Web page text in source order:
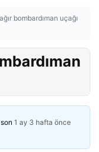
bombardıman uçağı
1 ay 3 hafta önce